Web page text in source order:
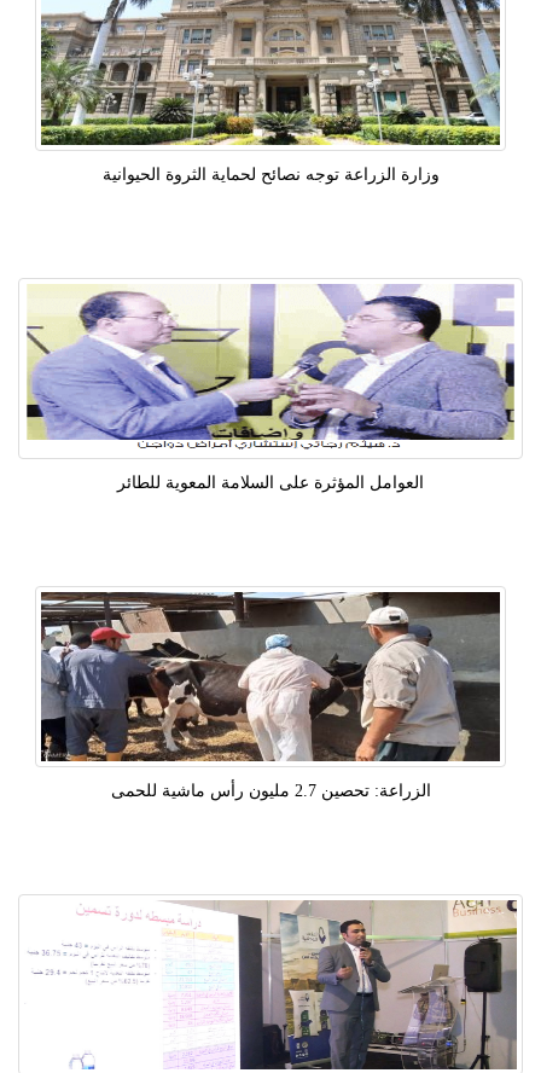
وزارة الزراعة توجه نصائح لحماية الثروة الحيوانية
العوامل المؤثرة على السلامة المعوية للطائر
الزراعة: تحصين 2.7 مليون رأس ماشية للحمى